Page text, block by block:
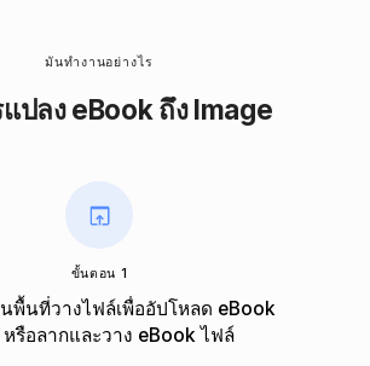
มันทำงานอย่างไร
ปลง eBook ถึง Image
ขั้นตอน 1
พื้นที่วางไฟล์เพื่ออัปโหลด eBook
รือลากและวาง eBook ไฟล์